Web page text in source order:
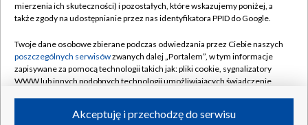
Naziemna Telewizja Cyfrowa
Rada Programowa
System NOS
Informacje o nadawcy
Program dla prasy
Pomoc
Kontakt
Kanały
mierzenia ich skuteczności) i pozostałych, które wskazujemy poniżej, a
także zgody na udostępnianie przez nas identyfikatora PPID do Google.
Twoje dane osobowe zbierane podczas odwiedzania przez Ciebie naszych
poszczególnych serwisówzwanych dalej „Portalem”, w tym informacje
zapisywane za pomocą technologii takich jak: pliki cookie, sygnalizatory
WWW lub innych podobnych technologii umożliwiających świadczenie
ruchu w Internecie.Akceptuję i przechodzę do serwisu